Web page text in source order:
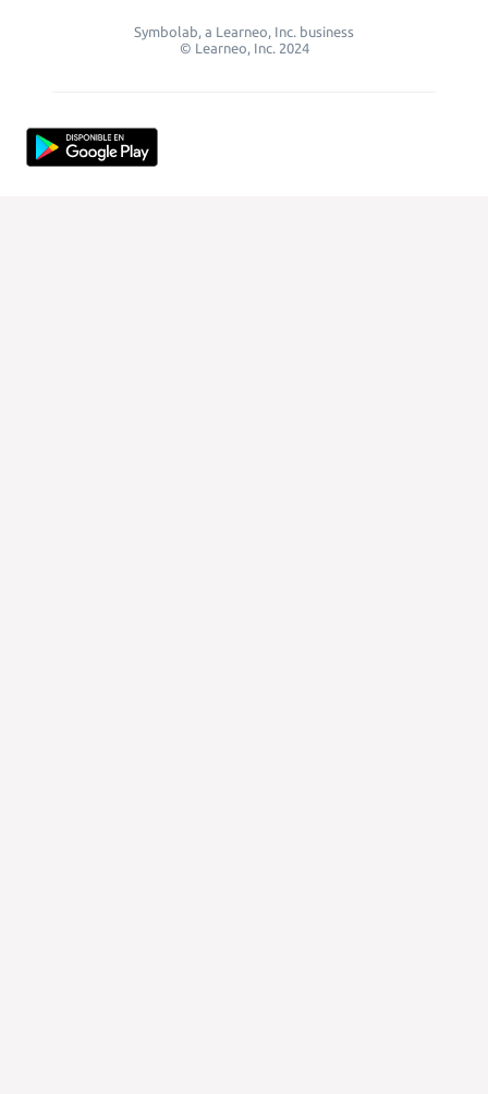
Symbolab, a Learneo, Inc. business
© Learneo, Inc. 2024